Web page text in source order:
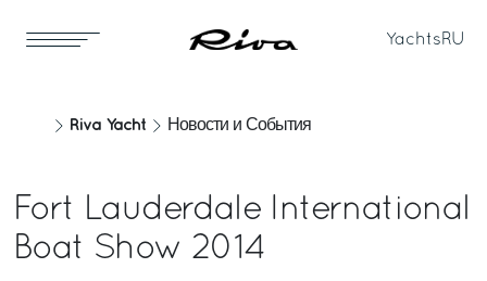
Yachts RU
Riva Yacht Новости и События
Fort Lauderdale International
Boat Show 2014